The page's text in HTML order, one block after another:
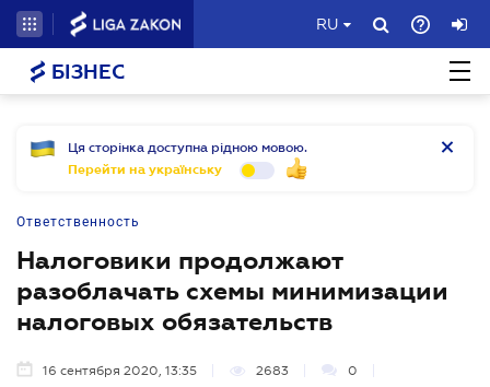
RU
БІЗНЕС
Ця сторінка доступна рідною мовою.
Перейти на українську
Ответственность
Налоговики продолжают
разоблачать схемы минимизации
налоговых обязательств
16 сентября 2020, 13:35 2683 0